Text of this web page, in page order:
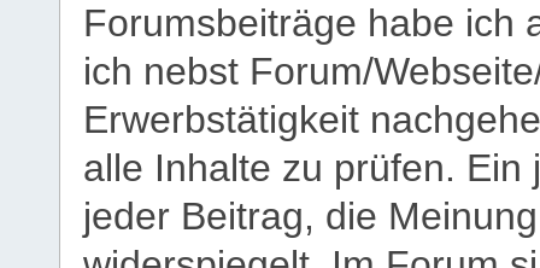
Forumsbeiträge habe ich
ich nebst Forum/
Erwerbstätigkeit
alle Inhalte zu prüfen.
jeder Beitrag, die